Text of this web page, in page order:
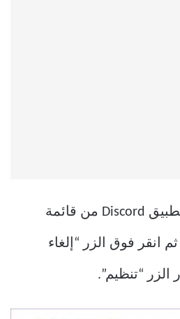
الآن ، حدد تطبيق Discord من قائمة
انقر فوق الزر “إلغاء
الزر “تنظيم”.